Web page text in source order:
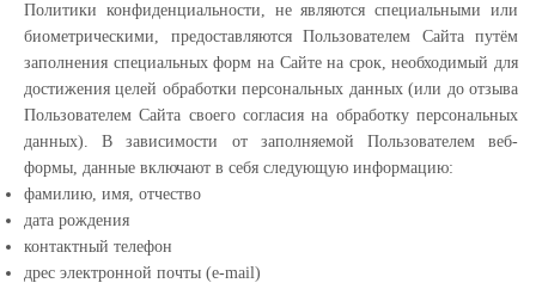
Политики конфиденциальности, не являются специальными или
биометрическими, предоставляются Пользователем Сайта путём
заполнения специальных форм на Сайте на срок, необходимый для
достижения целей обработки персональных данных (или до отзыва
Пользователем Сайта своего согласия на обработку персональных
данных). В зависимости от заполняемой Пользователем веб-
формы, данные включают в себя следующую информацию:
фамилию, имя, отчество
дата рождения
контактный телефон
дрес электронной почты (e-mail)